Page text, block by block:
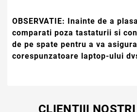
OBSERVATIE: Inainte de a
comparati poza tastaturii si
de pe spate pentru a va
corespunzatoare laptop-ului
CLIENTIII